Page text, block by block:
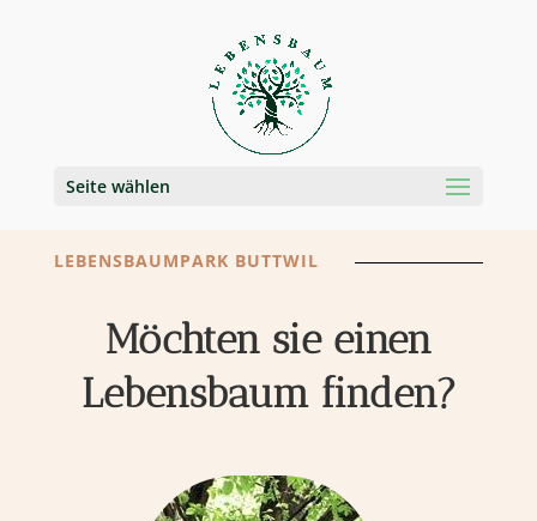
Seite wählen
LEBENSBAUMPARK BUTTWIL
Möchten sie einen
Lebensbaum finden?